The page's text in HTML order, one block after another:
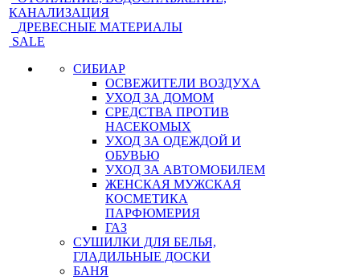
КАНАЛИЗАЦИЯ
ДРЕВЕСНЫЕ МАТЕРИАЛЫ
SALE
СИБИАР
ОСВЕЖИТЕЛИ ВОЗДУХА
УХОД ЗА ДОМОМ
СРЕДСТВА ПРОТИВ
НАСЕКОМЫХ
УХОД ЗА ОДЕЖДОЙ И
ОБУВЬЮ
УХОД ЗА АВТОМОБИЛЕМ
ЖЕНСКАЯ МУЖСКАЯ
КОСМЕТИКА
ПАРФЮМЕРИЯ
ГАЗ
СУШИЛКИ ДЛЯ БЕЛЬЯ,
ГЛАДИЛЬНЫЕ ДОСКИ
БАНЯ